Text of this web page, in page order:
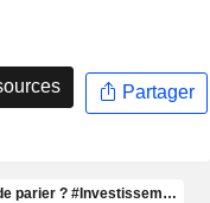
Partager